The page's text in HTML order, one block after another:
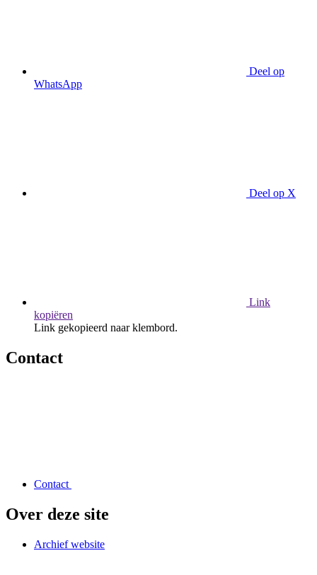
Deel op
WhatsApp
Deel op X
Link
kopiëren
Link gekopieerd naar klembord.
Contact
Contact
Over deze site
Archief website